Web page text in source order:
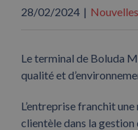
28/02/2024 | Nouvelles
Le terminal de Boluda
qualité et
L’entreprise franchit
clientèle dans la gestion